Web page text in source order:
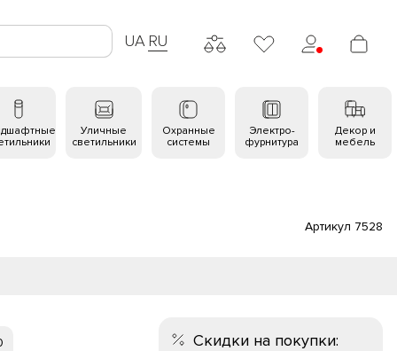
UA RU
Уличные
светильники
Охранные
системы
Электро-
фурнитура
Декор и
мебель
Артикул 7528
Скидки на покупки: